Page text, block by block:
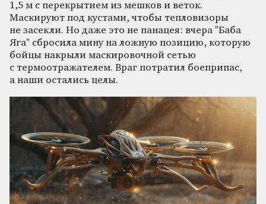
1,5 м с перекрытием из мешков и веток.
Маскируют под кустами, чтобы тепловизоры
не засекли. Но даже это не панацея: вчера "Баба
Яга" сбросила мину на ложную позицию, которую
бойцы накрыли маскировочной сетью
с термоотражателем. Враг потратил боеприпас,
а наши остались целы.